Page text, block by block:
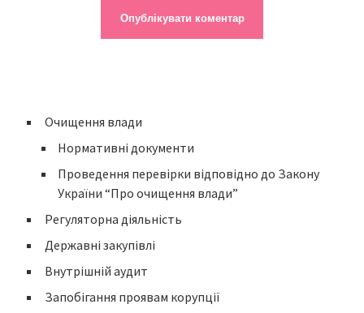
Очищення влади
Нормативні документи
Проведення перевірки відповідно до Закону
України “Про очищення влади”
Регуляторна діяльність
Державні закупівлі
Внутрішній аудит
Запобігання проявам корупції